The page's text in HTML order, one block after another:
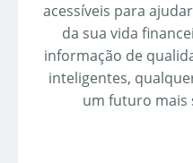
acessíveis para
da sua vida
informação de
inteligentes,
um futuro mais